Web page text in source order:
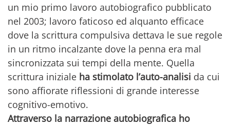
un mio primo lavoro autobiografico pubblicato
nel 2003; lavoro faticoso ed alquanto efficace
dove la scrittura compulsiva dettava le sue regole
in un ritmo incalzante dove la penna era mal
sincronizzata sui tempi della mente. Quella
scrittura iniziale ha stimolato l’auto-analisi da cui
sono affiorate riflessioni di grande interesse
cognitivo-emotivo.
Attraverso la narrazione autobiografica ho